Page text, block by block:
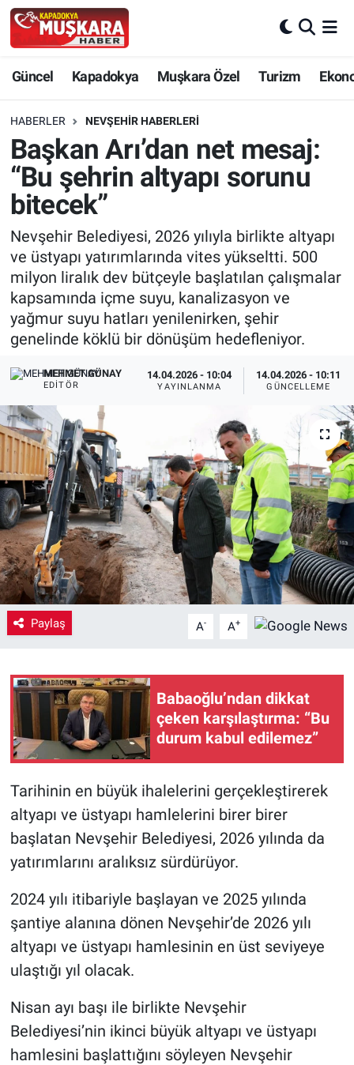
Güncel Kapadokya Muşkara Özel Turizm
HABERLER NEVŞEHIR HABERLERI
Başkan Arı’dan net mesaj:
“Bu şehrin altyapı sorunu
bitecek”
Nevşehir Belediyesi, 2026 yılıyla birlikte altyapı
ve üstyapı yatırımlarında vites yükseltti. 500
milyon liralık dev bütçeyle başlatılan çalışmalar
kapsamında içme suyu, kanalizasyon ve
yağmur suyu hatları yenilenirken, şehir
genelinde köklü bir dönüşüm hedefleniyor.
MEHMET GÜNAY
EDITÖR
14.04.2026 - 10:04
YAYINLANMA
14.04.2026 - 10:11
GÜNCELLEME
Paylaş A- A+
Babaoğlu’ndan dikkat
çeken karşılaştırma: “Bu
durum kabul edilemez”
Tarihinin en büyük ihalelerini gerçekleştirerek
altyapı ve üstyapı hamlelerini birer birer
başlatan Nevşehir Belediyesi, 2026 yılında da
yatırımlarını aralıksız sürdürüyor.
2024 yılı itibariyle başlayan ve 2025 yılında
şantiye alanına dönen Nevşehir’de 2026 yılı
altyapı ve üstyapı hamlesinin en üst seviyeye
ulaştığı yıl olacak.
Nisan ayı başı ile birlikte Nevşehir
Belediyesi’nin ikinci büyük altyapı ve üstyapı
hamlesini başlattığını söyleyen Nevşehir
Güncel
SEÇİM
Muşkara Özel
Kapadokya
Turizm
Kültür - Sanat
Yaşam
VEFATLAR
Nevşehir Hava Durumu
Nevşehir Trafik Yoğunluk Haritası
Süper Lig Puan Durumu ve Fikstür
Son Dakika Haberleri
Haber Arşivi